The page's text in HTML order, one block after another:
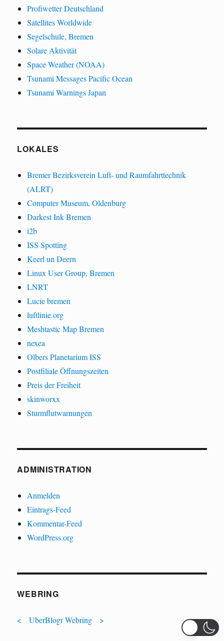
Profiwetter Deutschland
Satellites Worldwide
Segelschule, Bremen
Solare Aktivität
Space Weather (NOAA)
Tsunami Messages Pacific Ocean
Tsunami Warnings Japan
LOKALES
Bremer Bezirksverein Luft- und Raumfahrttechnik
(ALRT)
Computer Museum, Oldenburg
Darkest Ink Bremen
i2b
ISS Spotting
Keerl un Deern
Linux User Group, Bremen
LNRT
Lucie bremen
luftlinie.org
Meshtastic Map Bremen
nexea
Olbers Planetarium ISS
Postfiliale Öffnungszeiten
Preis der Freiheit
skinworxx
Sturmflutwarnungen
ADMINISTRATION
Anmelden
Eintrags-Feed
Kommentar-Feed
WordPress.org
WEBRING
< UberBlogr Webring >